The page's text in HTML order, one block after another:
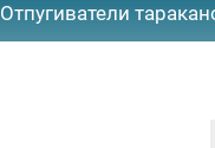
Отпугиватели